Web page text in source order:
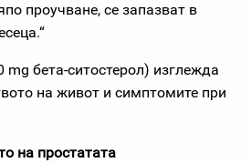
проучване, се запазват в
mg бета-ситостерол) изглежда
на живот и симптомите при
на простатата